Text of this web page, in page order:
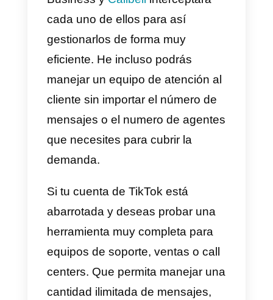
sociales yTikTokno es la
excepción. Por lo general, se
ganan una reputación por la
calidad del contenido que
comparten. Y a la mayoría de las
empresas les conviene
establecer relaciones laborales
productivas con las personas
influyen en sus clientes
potenciales.
TikTok ha generado una nueva